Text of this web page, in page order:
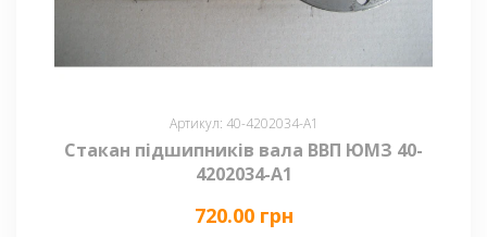
Артикул: 40-4202034-А1
Стакан підшипників вала ВВП ЮМЗ 40-
4202034-А1
720.00 грн